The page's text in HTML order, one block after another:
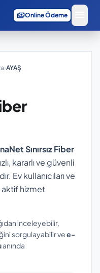
paymentsOnline Ödeme
›AYAŞ
Sınırsız Fiber
kararlı ve güvenli
Ev kullanıcıları ve
aktif hizmet
inceleyebilir,
sorgulayabilir vee-
anında